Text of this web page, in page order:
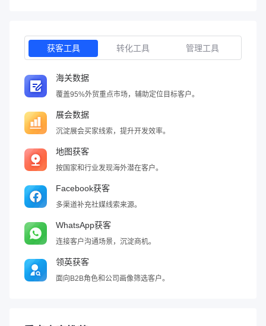
获客工具 转化工具 管理工具
海关数据
覆盖95%外贸重点市场，辅助定位目标客户。
展会数据
沉淀展会买家线索，提升开发效率。
地图获客
按国家和行业发现海外潜在客户。
Facebook获客
多渠道补充社媒线索来源。
WhatsApp获客
连接客户沟通场景，沉淀商机。
领英获客
面向B2B角色和公司画像筛选客户。